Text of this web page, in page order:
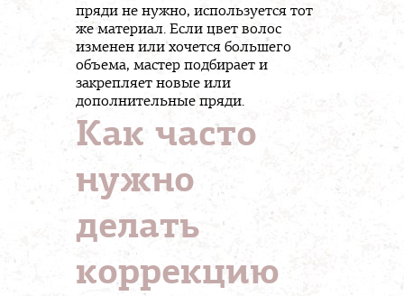
пряди не нужно, используется тот
же материал. Если цвет волос
изменен или хочется большего
объема, мастер подбирает и
закрепляет новые или
дополнительные пряди.
Как часто
нужно
делать
коррекцию